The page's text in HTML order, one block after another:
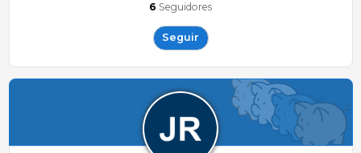
6 Seguidores
Seguir